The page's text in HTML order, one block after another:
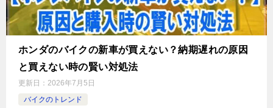
ホンダのバイクの新車が買えない？納期遅れの原因
と買えない時の賢い対処法
更新日： 2026年7月5日
バイクのトレンド